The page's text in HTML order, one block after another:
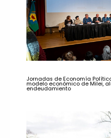
Jornadas de Economía
modelo económico de Milei,
endeudamiento